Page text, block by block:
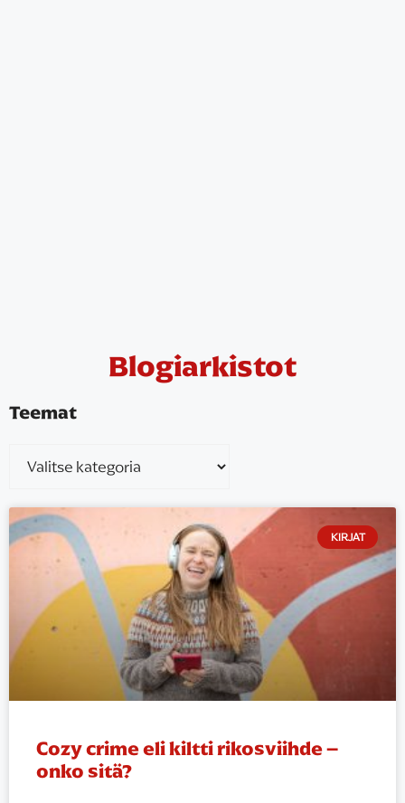
Blogiarkistot
Teemat
KIRJAT
Cozy crime eli kiltti rikosviihde –
onko sitä?